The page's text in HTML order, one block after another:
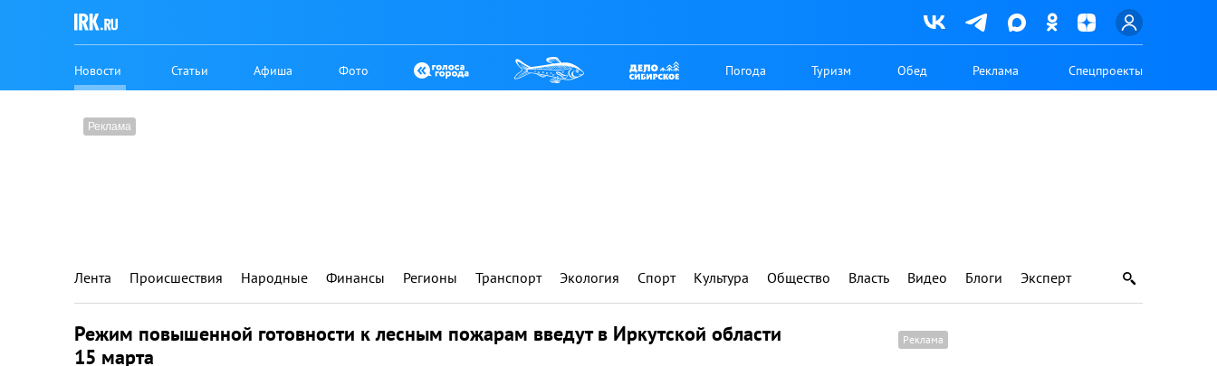
Новости Статьи Афиша Фото Погода Туризм Обед Реклама Спецпроекты
Лента Происшествия Народные Финансы Регионы Транспорт Экология Спорт Культура Общество Власть Видео Блоги Эксперт
Режим повышенной готовности к лесным пожарам введут в Иркутской области
15 марта